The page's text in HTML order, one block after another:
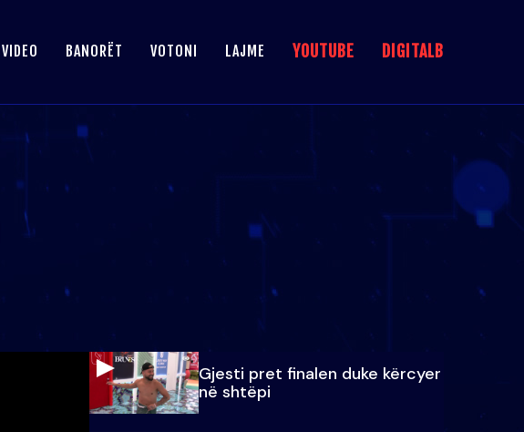
VIDEO BANORËT VOTONI LAJME YOUTUBE DIGITALB
Gjesti pret finalen duke kërcyer
në shtëpi